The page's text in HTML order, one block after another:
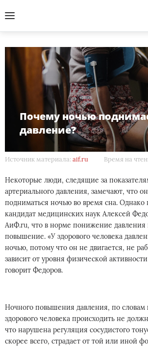
Почему ночью
давление?
Источник материала: aif.ru Время на
Некоторые люди, следящие за
артериального давления, замечают, что
подниматься ночью во время сна. Однако
кандидат медицинских наук Алексей
АиФ.ru, что в норме понижение давления
повышение. «У здорового человека
ночью, потому что он не двигается, не
зависит от уровня физической
говорит Федоров.
Ночного повышения давления, по словам
здорового человека происходить не
что нарушена регуляция сосудистого
скорее всего, страдает от той или иной